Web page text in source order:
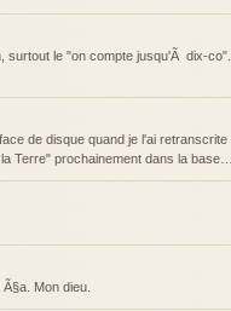
surtout le "on compte jusqu'Ã dix-
de disque quand je l'ai
Terre" prochainement dans la
Mon dieu.